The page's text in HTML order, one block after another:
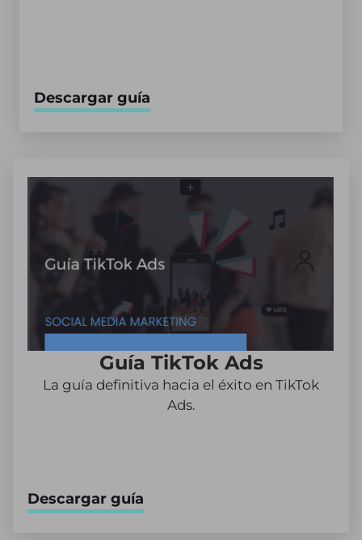
Descargar guía
Guía TikTok Ads
La guía definitiva hacia el éxito en TikTok
Ads.
Descargar guía